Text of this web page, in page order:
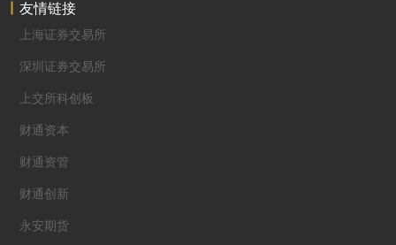
友情链接
上海证券交易所
深圳证券交易所
上交所科创板
财通资本
财通资管
财通创新
永安期货